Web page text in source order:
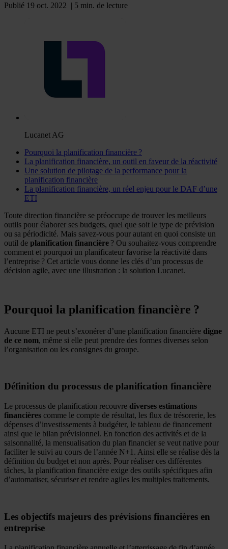
Publié 19 oct. 2022 | 5 min. de lecture
Lucanet AG
Pourquoi la planification financière ?
La planification financière, un outil en faveur de la réactivité
Une solution de pilotage de la performance pour la
planification financière
La planification financière, un réel enjeu pour le DAF d’une
ETI
Toute direction financière se préoccupe de trouver les meilleurs
outils pour élaborer ses budgets, quel que soit le type de prévision
ou sa périodicité. Mais savez-vous pour autant en quoi consiste un
outil de planification financière ? Ou souhaitez-vous comprendre
comment et pourquoi un planificateur favorise la réactivité dans
l’entreprise ? Cet article vous donne les clés d’un processus de
décision agile, avec une illustration : la solution Lucanet.
Pourquoi la planification financière ?
Aucune ETI ne peut s’exonérer d’une planification financière digne
de ce nom, même si elle peut prendre des formes diverses selon
l’organisation ou les consignes du groupe.
Définition du processus de planification financière
Le processus de planification recouvre diverses estimations
financières comme le compte de résultat, les flux de trésorerie, les
dépenses d’investissements à budgéter, le tableau de financement
ainsi que le bilan prévisionnel. En fonction des activités et de la
saisonnalité, la mensualisation du plan financier se veut native pour
faciliter le suivi au cours de l’année N+1. Ainsi elle se réalise dès la
définition du budget et non après. Pour réaliser ces différentes
tâches, la planification financière exige des outils spécifiques afin
d’automatiser, sécuriser et rendre agiles les multiples traitements.
Les objectifs majeurs des prévisions financières en
entreprise